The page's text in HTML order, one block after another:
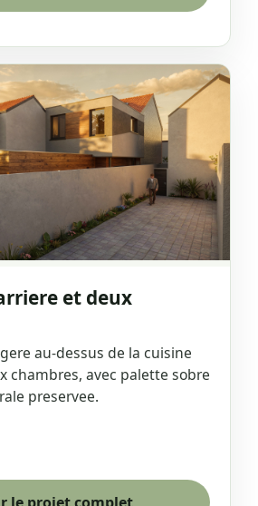
et deux
au-dessus de la cuisine
chambres, avec palette sobre
preservee.